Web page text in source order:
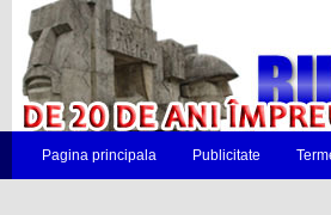
Pagina principala Publicitate